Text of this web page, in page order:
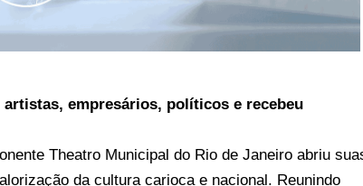
empresários, políticos e recebeu
Theatro Municipal do Rio de Janeiro abriu
da cultura carioca e nacional. Reunindo